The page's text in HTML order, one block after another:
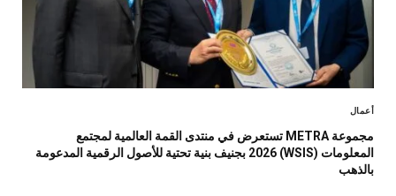
أعمال
مجموعة METRA تستعرض في منتدى القمة العالمية لمجتمع
المعلومات (WSIS) 2026 بجنيف بنية تحتية للأصول الرقمية المدعومة
بالذهب